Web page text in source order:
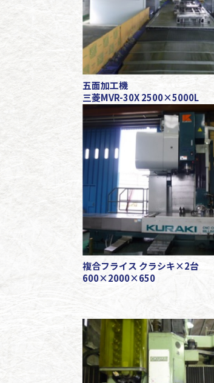
五面加工機
三菱MVR-30X 2500×5000L
複合フライス クラシキ×2台
600×2000×650